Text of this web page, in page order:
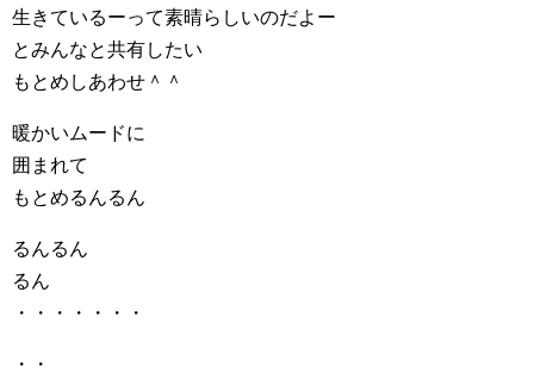
生きているーって素晴らしいのだよー
とみんなと共有したい
もとめしあわせ＾＾
暖かいムードに
囲まれて
もとめるんるん
るんるん
るん
・・・・・・・
・・